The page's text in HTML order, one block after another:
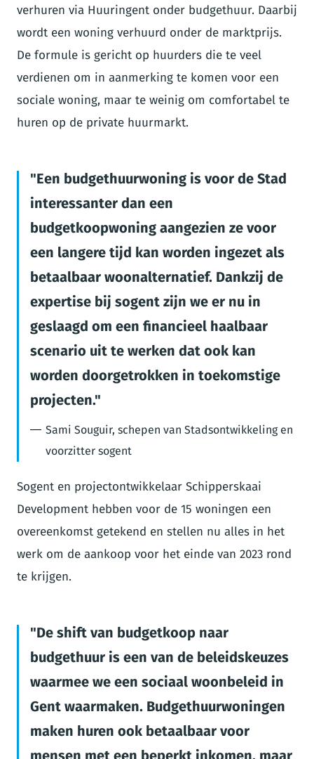
verhuren via Huuringent onder budgethuur. Daarbij
wordt een woning verhuurd onder de marktprijs.
De formule is gericht op huurders die te veel
verdienen om in aanmerking te komen voor een
sociale woning, maar te weinig om comfortabel te
huren op de private huurmarkt.
Een budgethuurwoning is voor de Stad
interessanter dan een
budgetkoopwoning aangezien ze voor
een langere tijd kan worden ingezet als
betaalbaar woonalternatief. Dankzij de
expertise bij sogent zijn we er nu in
geslaagd om een financieel haalbaar
scenario uit te werken dat ook kan
worden doorgetrokken in toekomstige
projecten.
Sami Souguir, schepen van Stadsontwikkeling en
voorzitter sogent
Sogent en projectontwikkelaar Schipperskaai
Development hebben voor de 15 woningen een
overeenkomst getekend en stellen nu alles in het
werk om de aankoop voor het einde van 2023 rond
te krijgen.
De shift van budgetkoop naar
budgethuur is een van de beleidskeuzes
waarmee we een sociaal woonbeleid in
Gent waarmaken. Budgethuurwoningen
maken huren ook betaalbaar voor
mensen met een beperkt inkomen, maar